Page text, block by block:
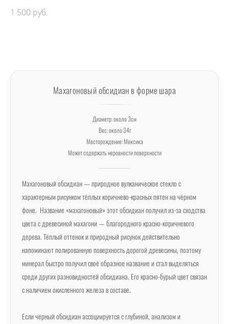
1 500 pуб.
Махагоновый обсидиан в форме шара
Диаметр: около 3см
Вес: около 34г
Месторождение: Мексика
Может содержать неровности поверхности
Махагоновый обсидиан — природное вулканическое стекло с
характерным рисунком тёплых коричнево-красных пятен на чёрном
фоне. Название «махагоновый» этот обсидиан получил из-за сходства
цвета с древесиной махагони — благородного красно-коричневого
дерева. Тёплый оттенок и природный рисунок действительно
напоминают полированную поверхность дорогой древесины, поэтому
минерал быстро получил своё образное название и стал выделяться
среди других разновидностей обсидиана. Его красно-бурый цвет связан
с наличием окисленного железа в составе.
Если чёрный обсидиан ассоциируется с глубиной, анализом и